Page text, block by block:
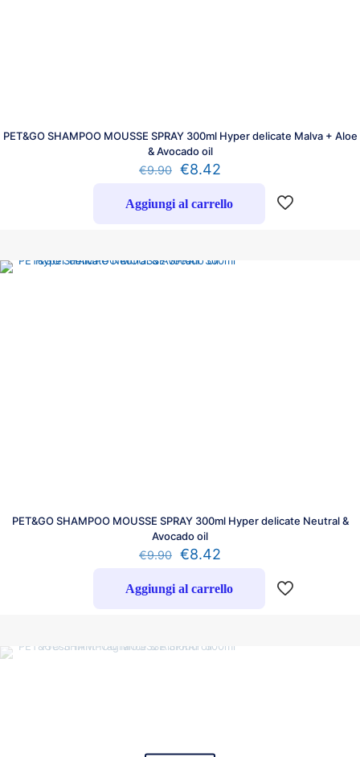
PET&GO SHAMPOO MOUSSE SPRAY 300ml Hyper delicate Malva + Aloe
& Avocado oil
€9.90 €8.42
Aggiungi al carrello
PET&GO SHAMPOO MOUSSE SPRAY 300ml Hyper delicate Neutral &
Avocado oil
€9.90 €8.42
Aggiungi al carrello